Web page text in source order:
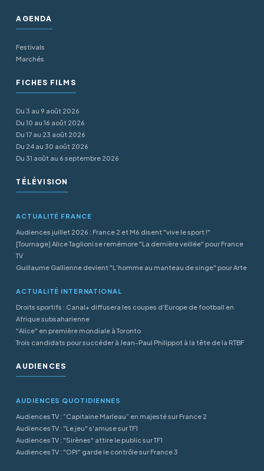
AGENDA
Festivals
Marchés
FICHES FILMS
Du 3 au 9 août 2026
Du 10 au 16 août 2026
Du 17 au 23 août 2026
Du 24 au 30 août 2026
Du 31 août au 6 septembre 2026
TÉLÉVISION
ACTUALITÉ FRANCE
Audiences juillet 2026 : France 2 et M6 disent "vive le sport !"
[Tournage] Alice Taglioni se remémore "La dernière veillée" pour France
TV
Guillaume Gallienne devient "L’homme au manteau de singe" pour Arte
ACTUALITÉ INTERNATIONAL
Droits sportifs : Canal+ diffusera les coupes d’Europe de football en
Afrique subsaharienne
"Alice" en première mondiale à Toronto
Trois candidats pour succéder à Jean-Paul Philippot à la tête de la RTBF
AUDIENCES
AUDIENCES QUOTIDIENNES
Audiences TV : “Capitaine Marleau” en majesté sur France 2
Audiences TV : "Le jeu" s'amuse sur TF1
Audiences TV : "Sirènes" attire le public sur TF1
Audiences TV : "OPJ" garde le contrôle sur France 3